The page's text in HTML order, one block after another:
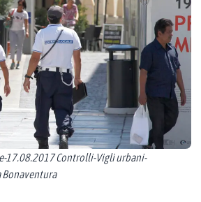
17.08.2017 Controlli-Vigli urbani-